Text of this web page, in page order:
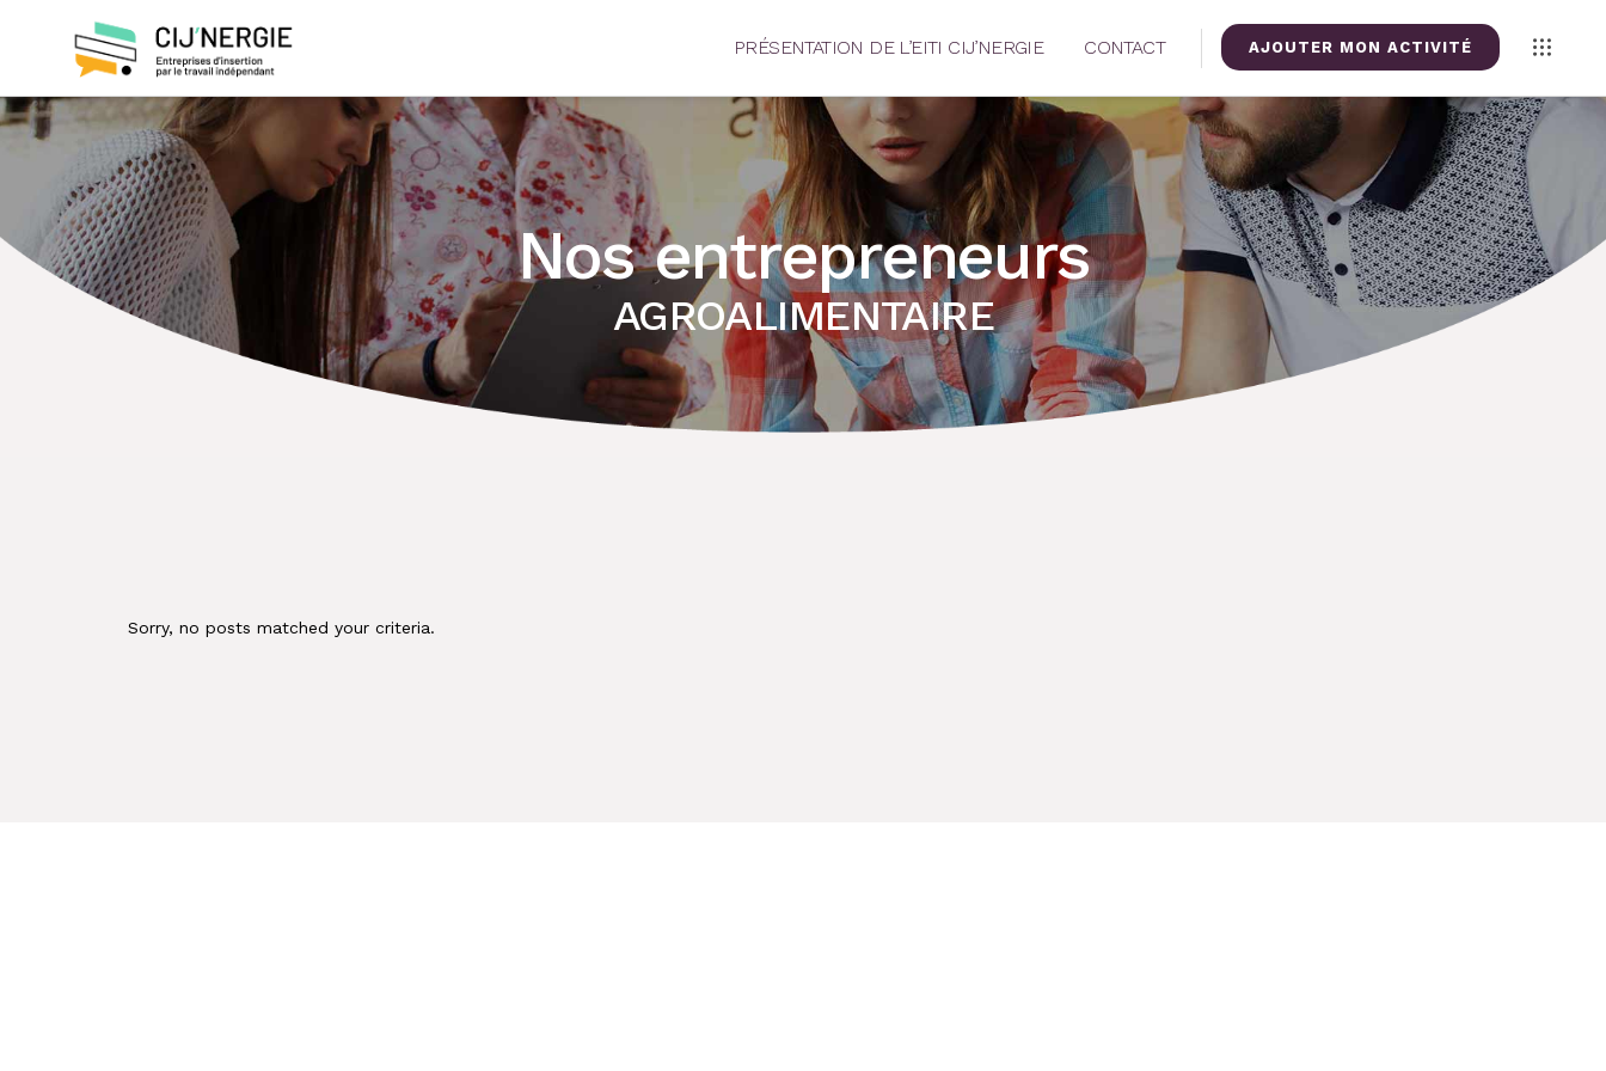
AJOUTER MON ACTIVITÉ
PRÉSENTATION DE L’EITI CIJ’NERGIE CONTACT
Nos entrepreneurs
AGROALIMENTAIRE
Sorry, no posts matched your criteria.